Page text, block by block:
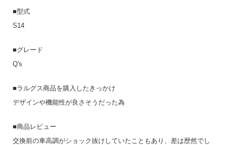
■型式
S14
■グレード
Q's
■ラルグス商品を購入したきっかけ
デザインや機能性が良さそうだった為
■商品レビュー
交換前の車高調がショック抜けしていたこともあり、差は歴然でし